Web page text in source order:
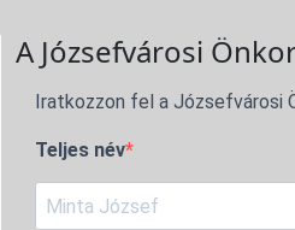
A Józsefvárosi
Iratkozzon fel a Józsefvárosi
Teljes név